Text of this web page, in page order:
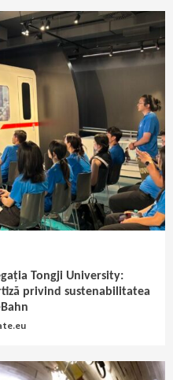
Tongji University:
privind sustenabilitatea